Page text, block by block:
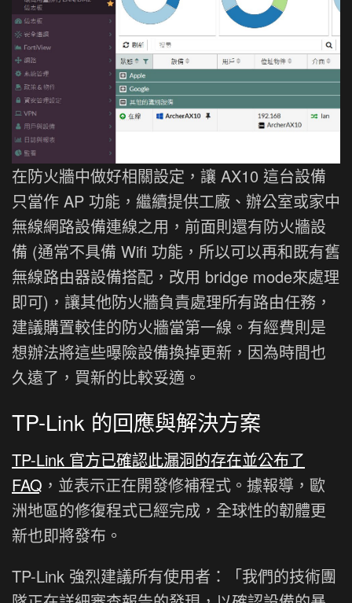
在防火牆中做好相關設定，讓 AX10 這台設備
只當作 AP 功能，繼續提供工廠、辦公室或家中
無線網路設備連線之用，前面則還有防火牆設
備 (通常不具備 Wifi 功能，所以可以再和既有舊
無線路由器設備搭配，改用 bridge mode來處理
即可)，讓其他防火牆負責處理所有路由任務，
建議購置較佳的防火牆當第一線。有經費則是
想辦法將這些曝險設備換掉更新，因為時間也
久遠了，買新的比較妥適。
TP-Link 的回應與解決方案
TP-Link 官方已確認此漏洞的存在並公布了
FAQ ，並表示正在開發修補程式。據報導，歐
洲地區的修復程式已經完成，全球性的韌體更
新也即將發布。
TP-Link 強烈建議所有使用者：「我們的技術團